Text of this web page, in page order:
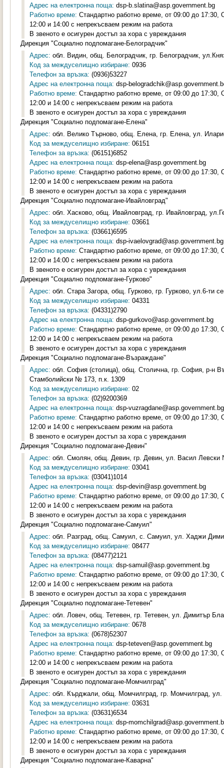
Адрес на електронна поща: dsp-b.slatina@asp.government.bg
Работно време: Стандартно работно време, от 09:00 до
12:00 и 14:00 с непрекъсваем режим на работа
В звеното е осигурен достъп за хора с увреждания
Дирекция "Социално подпомагане-Белоградчик"
Адрес: обл. Видин, общ. Белоградчик, гр. Белоградчик,
Код за междуселищно избиране: 0936
Телефон за връзка: (0936)53227
Адрес на електронна поща: dsp-
Работно време: Стандартно работно време, от 09:00 до
12:00 и 14:00 с непрекъсваем режим на работа
В звеното е осигурен достъп за хора с увреждания
Дирекция "Социално подпомагане-Елена"
Адрес: обл. Велико Търново, общ. Елена, гр. Елена, ул.
Код за междуселищно избиране: 06151
Телефон за връзка: (06151)6852
Адрес на електронна поща: dsp-elena@asp.government.bg
Работно време: Стандартно работно време, от 09:00 до
12:00 и 14:00 с непрекъсваем режим на работа
В звеното е осигурен достъп за хора с увреждания
Дирекция "Социално подпомагане-Ивайловград"
Адрес: обл. Хасково, общ. Ивайловград, гр. Ивайловград,
Код за междуселищно избиране: 03661
Телефон за връзка: (03661)6595
Адрес на електронна поща: dsp-ivaelovgrad@asp.government.bg
Работно време: Стандартно работно време, от 09:00 до
12:00 и 14:00 с непрекъсваем режим на работа
В звеното е осигурен достъп за хора с увреждания
Дирекция "Социално подпомагане-Гурково"
Адрес: обл. Стара Загора, общ. Гурково, гр. Гурково, ул.6-ти
Код за междуселищно избиране: 04331
Телефон за връзка: (04331)2790
Адрес на електронна поща: dsp-gurkovo@asp.government.bg
Работно време: Стандартно работно време, от 09:00 до
12:00 и 14:00 с непрекъсваем режим на работа
В звеното е осигурен достъп за хора с увреждания
Дирекция "Социално подпомагане-Възраждане"
Адрес: обл. София (столица), общ. Столична, гр. София, р-н
Стамболийски № 173, п.к. 1309
Код за междуселищно избиране: 02
Телефон за връзка: (02)9200369
Адрес на електронна поща: dsp-vuzragdane@asp.government.bg
Работно време: Стандартно работно време, от 09:00 до
12:00 и 14:00 с непрекъсваем режим на работа
В звеното е осигурен достъп за хора с увреждания
Дирекция "Социално подпомагане-Девин"
Адрес: обл. Смолян, общ. Девин, гр. Девин, ул. Васил Левски
Код за междуселищно избиране: 03041
Телефон за връзка: (03041)1014
Адрес на електронна поща: dsp-devin@asp.government.bg
Работно време: Стандартно работно време, от 09:00 до
12:00 и 14:00 с непрекъсваем режим на работа
В звеното е осигурен достъп за хора с увреждания
Дирекция "Социално подпомагане-Самуил"
Адрес: обл. Разград, общ. Самуил, с. Самуил, ул. Хаджи
Код за междуселищно избиране: 08477
Телефон за връзка: (08477)2121
Адрес на електронна поща: dsp-samuil@asp.government.bg
Работно време: Стандартно работно време, от 09:00 до
12:00 и 14:00 с непрекъсваем режим на работа
В звеното е осигурен достъп за хора с увреждания
Дирекция "Социално подпомагане-Тетевен"
Адрес: обл. Ловеч, общ. Тетевен, гр. Тетевен, ул. Димитър
Код за междуселищно избиране: 0678
Телефон за връзка: (0678)52307
Адрес на електронна поща: dsp-teteven@asp.government.bg
Работно време: Стандартно работно време, от 09:00 до
12:00 и 14:00 с непрекъсваем режим на работа
В звеното е осигурен достъп за хора с увреждания
Дирекция "Социално подпомагане-Момчилград"
Адрес: обл. Кърджали, общ. Момчилград, гр. Момчилград,
Код за междуселищно избиране: 03631
Телефон за връзка: (03631)6534
Адрес на електронна поща: dsp-
Работно време: Стандартно работно време, от 09:00 до
12:00 и 14:00 с непрекъсваем режим на работа
В звеното е осигурен достъп за хора с увреждания
Дирекция "Социално подпомагане-Каварна"